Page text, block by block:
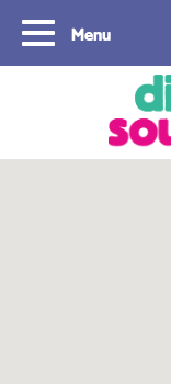
Menu
Copyright ©2024